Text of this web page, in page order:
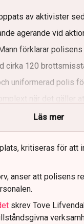
av aktivister
agerande vid
förklarar polisens
cirka 120
uniformerad polis
när det gäller
Läs mer
kritiseras för att
anser att polisens
skrev Tove